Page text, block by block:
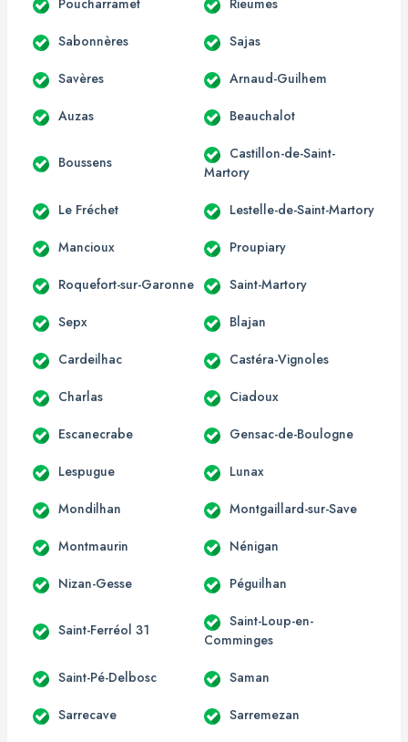
Sabonnères Sajas
Savères Arnaud-Guilhem
Auzas Beauchalot
Boussens
Castillon-de-Saint-
Martory
Le Fréchet Lestelle-de-Saint-Martory
Mancioux Proupiary
Roquefort-sur-Garonne Saint-Martory
Sepx Blajan
Cardeilhac Castéra-Vignoles
Charlas Ciadoux
Escanecrabe Gensac-de-Boulogne
Lespugue Lunax
Mondilhan Montgaillard-sur-Save
Montmaurin Nénigan
Nizan-Gesse Péguilhan
Saint-Ferréol 31
Saint-Loup-en-
Comminges
Saint-Pé-Delbosc Saman
Sarrecave Sarremezan